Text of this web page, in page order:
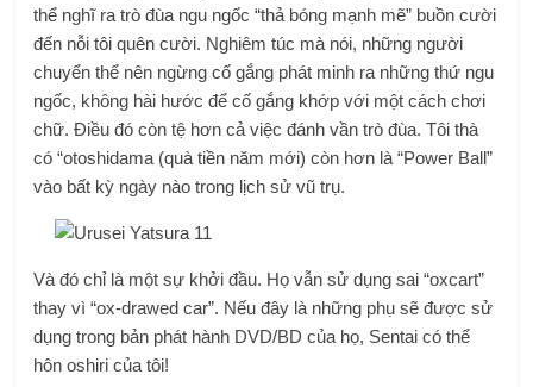
thể nghĩ ra trò đùa ngu ngốc “thả bóng mạnh mẽ” buồn cười
đến nỗi tôi quên cười. Nghiêm túc mà nói, những người
chuyển thể nên ngừng cố gắng phát minh ra những thứ ngu
ngốc, không hài hước để cố gắng khớp với một cách chơi
chữ. Điều đó còn tệ hơn cả việc đánh vần trò đùa. Tôi thà
có “otoshidama (quà tiền năm mới) còn hơn là “Power Ball”
vào bất kỳ ngày nào trong lịch sử vũ trụ.
Và đó chỉ là một sự khởi đầu. Họ vẫn sử dụng sai “oxcart”
thay vì “ox-drawed car”. Nếu đây là những phụ sẽ được sử
dụng trong bản phát hành DVD/BD của họ, Sentai có thể
hôn oshiri của tôi!